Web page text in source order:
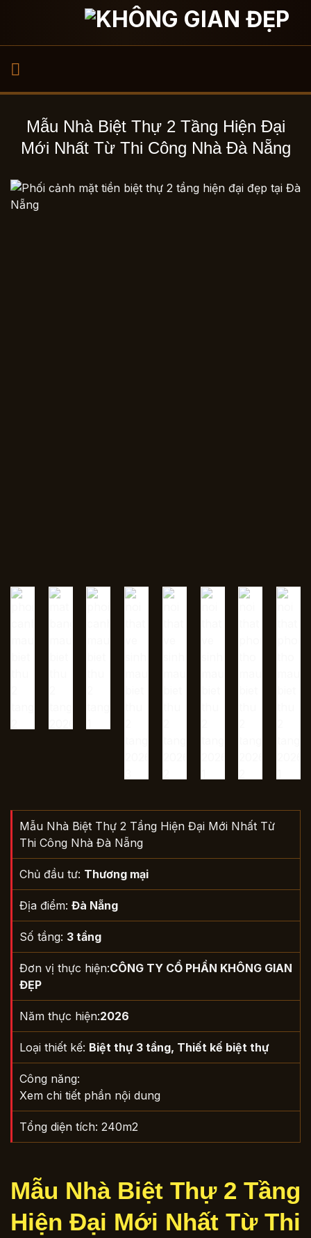
Mẫu Nhà Biệt Thự 2 Tầng Hiện Đại
Mới Nhất Từ Thi Công Nhà Đà Nẵng
Mẫu Nhà Biệt Thự 2 Tầng Hiện Đại Mới Nhất Từ
Thi Công Nhà Đà Nẵng
Chủ đầu tư: Thương mại
Địa điểm: Đà Nẵng
Số tầng: 3 tầng
Đơn vị thực hiện:CÔNG TY CỔ PHẦN KHÔNG GIAN
ĐẸP
Năm thực hiện:2026
Loại thiết kế: Biệt thự 3 tầng, Thiết kế biệt thự
Công năng:
Xem chi tiết phần nội dung
Tổng diện tích: 240m2
Mẫu Nhà Biệt Thự 2 Tầng
Hiện Đại Mới Nhất Từ Thi